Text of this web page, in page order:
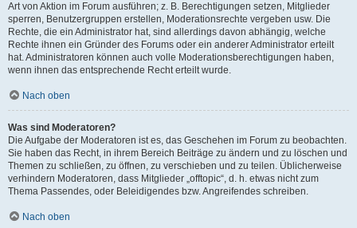
Art von Aktion im Forum ausführen; z. B. Berechtigungen setzen, Mitglieder
sperren, Benutzergruppen erstellen, Moderationsrechte vergeben usw. Die
Rechte, die ein Administrator hat, sind allerdings davon abhängig, welche
Rechte ihnen ein Gründer des Forums oder ein anderer Administrator erteilt
hat. Administratoren können auch volle Moderationsberechtigungen haben,
wenn ihnen das entsprechende Recht erteilt wurde.
Nach oben
Was sind Moderatoren?
Die Aufgabe der Moderatoren ist es, das Geschehen im Forum zu beobachten.
Sie haben das Recht, in ihrem Bereich Beiträge zu ändern und zu löschen und
Themen zu schließen, zu öffnen, zu verschieben und zu teilen. Üblicherweise
verhindern Moderatoren, dass Mitglieder „offtopic“, d. h. etwas nicht zum
Thema Passendes, oder Beleidigendes bzw. Angreifendes schreiben.
Nach oben